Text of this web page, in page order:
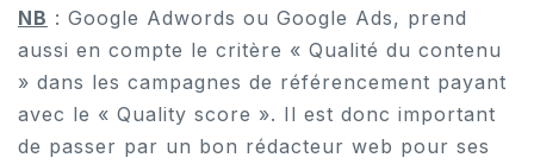
NB : Google Adwords ou Google Ads, prend
aussi en compte le critère « Qualité du contenu
» dans les campagnes de référencement payant
avec le « Quality score ». Il est donc important
de passer par un bon rédacteur web pour ses